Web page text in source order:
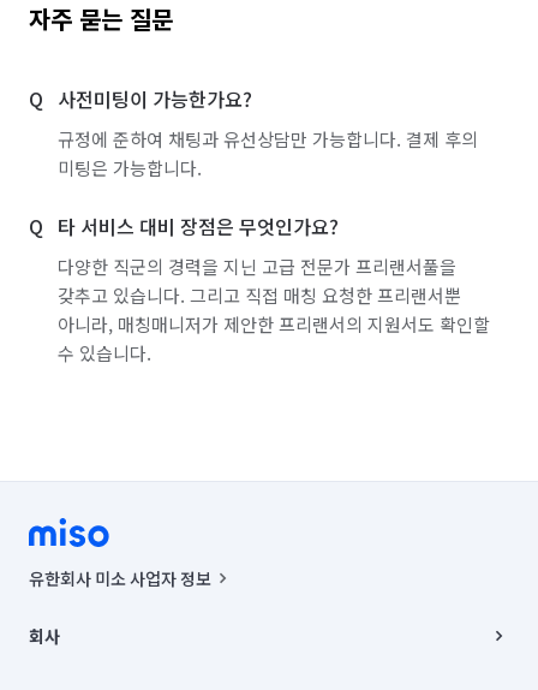
자주 묻는 질문
사전미팅이 가능한가요?
규정에 준하여 채팅과 유선상담만 가능합니다. 결제 후의
미팅은 가능합니다.
타 서비스 대비 장점은 무엇인가요?
다양한 직군의 경력을 지닌 고급 전문가 프리랜서풀을
갖추고 있습니다. 그리고 직접 매칭 요청한 프리랜서뿐
아니라, 매칭매니저가 제안한 프리랜서의 지원서도 확인할
수 있습니다.
유한회사 미소 사업자 정보
00019 |
회사